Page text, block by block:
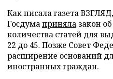
Как писала газета
Госдумаприняла закон
количества статей для
22 до 45. Позже Совет
расширение оснований
иностранных граждан.